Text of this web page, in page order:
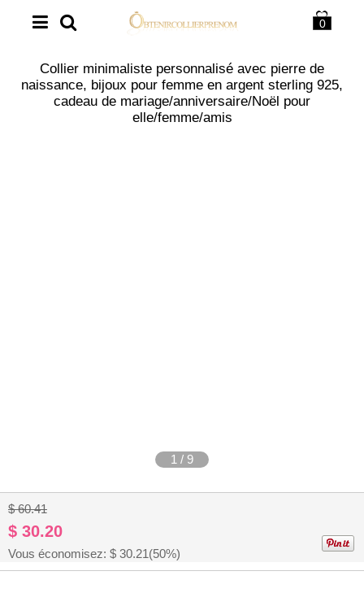
0
Collier minimaliste personnalisé avec pierre de
naissance, bijoux pour femme en argent sterling 925,
cadeau de mariage/anniversaire/Noël pour
elle/femme/amis
1 / 9
$ 60.41
$ 30.20
Vous économisez: $ 30.21(50%)